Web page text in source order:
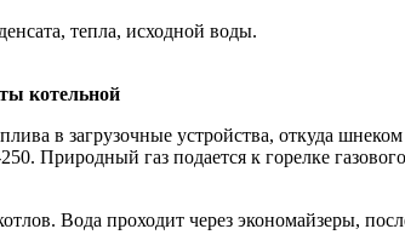
тепла, исходной воды.
котельной
в загрузочные устройства, откуда
Природный газ подается к горелке
Вода проходит через экономайзеры,